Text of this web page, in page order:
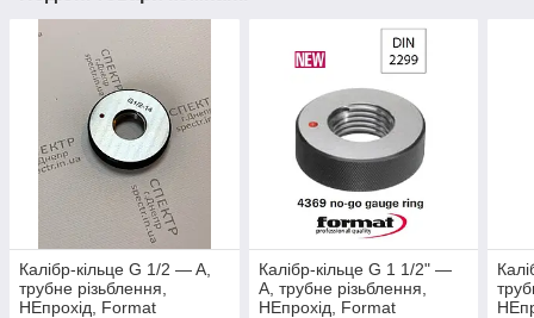
Калібр-кільце G 1/2 — A,
трубне різьблення,
НЕпрохід, Format
Калібр-кільце G 1 1/2" —
A, трубне різьблення,
НЕпрохід, Format